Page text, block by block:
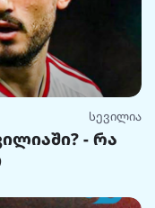
სევილია
- რა